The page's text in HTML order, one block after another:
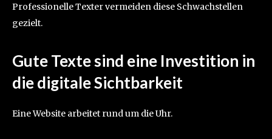
Professionelle Texter vermeiden diese Schwachstellen
gezielt.
Gute Texte sind eine Investition in
die digitale Sichtbarkeit
Eine Website arbeitet rund um die Uhr.